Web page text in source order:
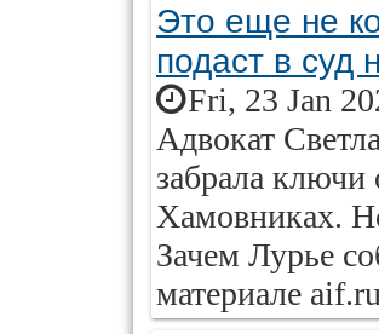
Это еще не
подаст в суд
Fri, 23 Jan
Адвокат
забрала ключи
Хамовниках.
Зачем Лурье
материале